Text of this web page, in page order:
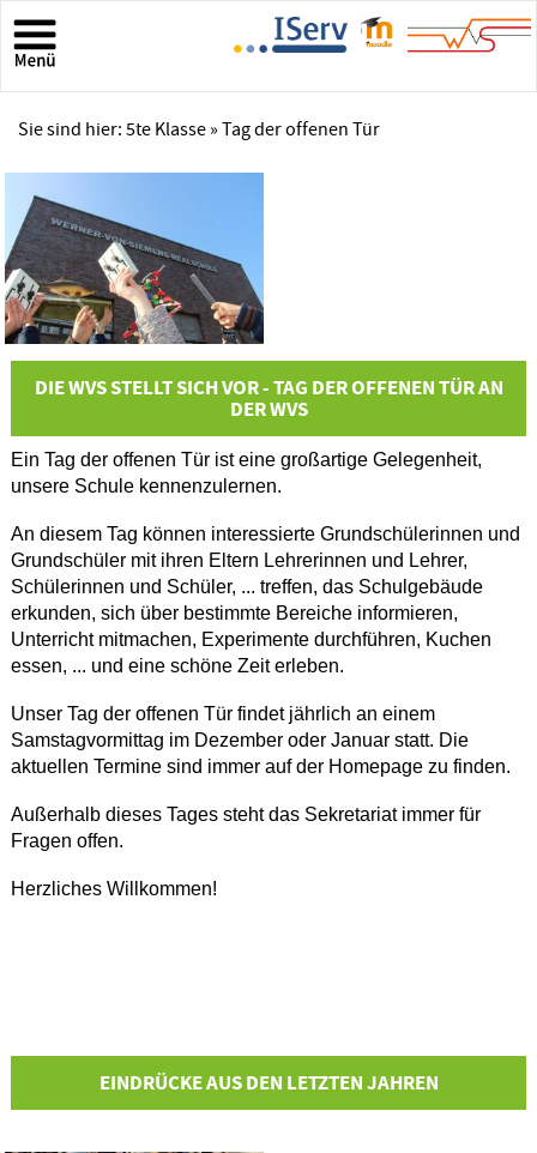
Sie sind hier: 5te Klasse » Tag der offenen Tür
DIE WVS STELLT SICH VOR - TAG DER OFFENEN TÜR AN
DER WVS
Ein Tag der offenen Tür ist eine großartige Gelegenheit,
unsere Schule kennenzulernen.
An diesem Tag können interessierte Grundschülerinnen und
Grundschüler mit ihren Eltern Lehrerinnen und Lehrer,
Schülerinnen und Schüler, ... treffen, das Schulgebäude
erkunden, sich über bestimmte Bereiche informieren,
Unterricht mitmachen, Experimente durchführen, Kuchen
essen, ... und eine schöne Zeit erleben.
Unser Tag der offenen Tür findet jährlich an einem
Samstagvormittag im Dezember oder Januar statt. Die
aktuellen Termine sind immer auf der Homepage zu finden.
Außerhalb dieses Tages steht das Sekretariat immer für
Fragen offen.
Herzliches Willkommen!
EINDRÜCKE AUS DEN LETZTEN JAHREN